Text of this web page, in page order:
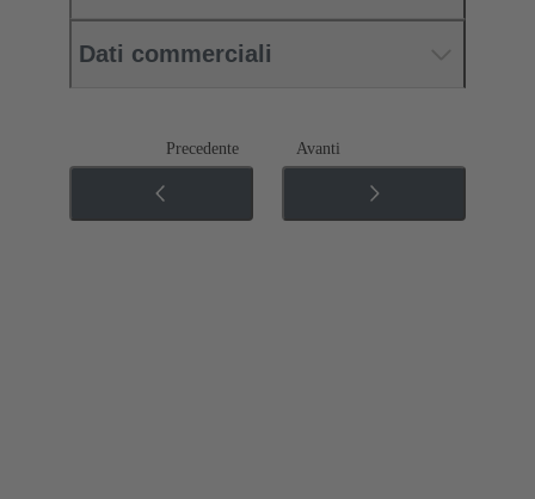
Dati commerciali
Precedente Avanti